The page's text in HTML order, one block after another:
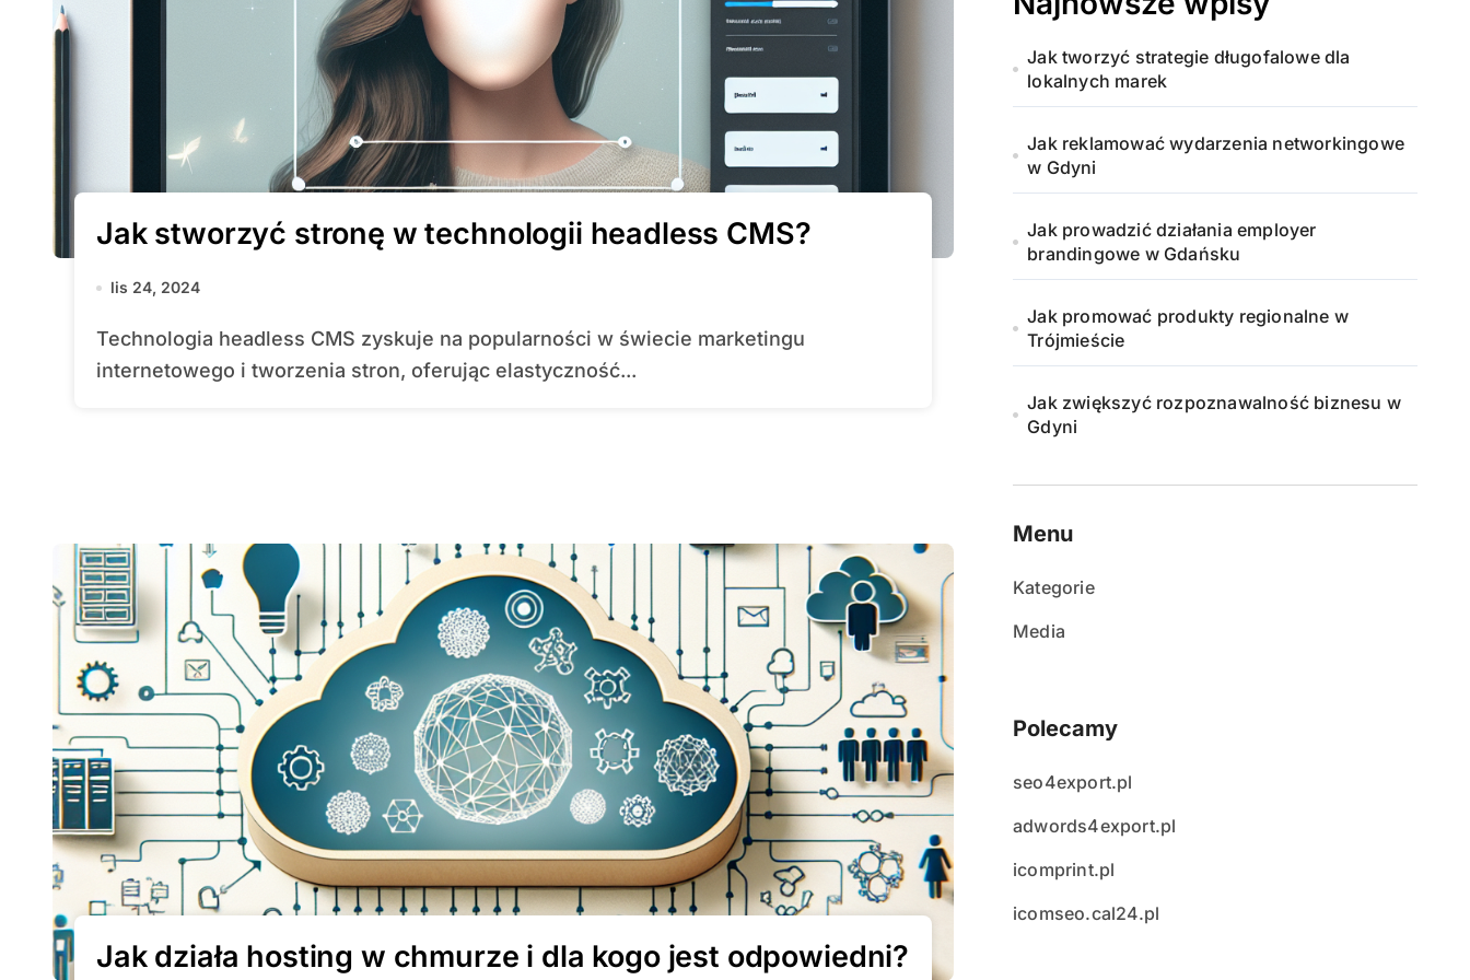
Jak stworzyć stronę w technologii headless CMS?
lis 24, 2024
Technologia headless CMS zyskuje na popularności w świecie marketingu
internetowego i tworzenia stron, oferując elastyczność...
Jak działa hosting w chmurze i dla kogo jest odpowiedni?
Jak tworzyć strategie długofalowe dla
lokalnych marek
Jak reklamować wydarzenia networkingowe
w Gdyni
Jak prowadzić działania employer
brandingowe w Gdańsku
Jak promować produkty regionalne w
Trójmieście
Jak zwiększyć rozpoznawalność biznesu w
Gdyni
Menu
Kategorie
Media
Polecamy
seo4export.pl
adwords4export.pl
icomprint.pl
icomseo.cal24.pl